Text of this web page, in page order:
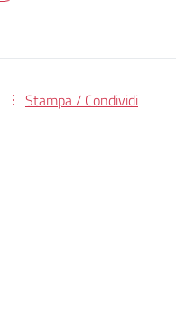
Stampa / Condividi